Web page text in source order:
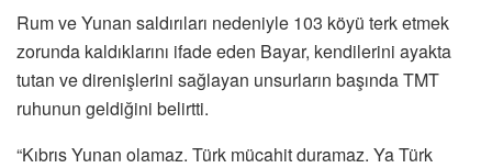
Rum ve Yunan saldırıları nedeniyle 103 köyü terk etmek
zorunda kaldıklarını ifade eden Bayar, kendilerini ayakta
tutan ve direnişlerini sağlayan unsurların başında TMT
ruhunun geldiğini belirtti.
“Kıbrıs Yunan olamaz. Türk mücahit duramaz. Ya Türk